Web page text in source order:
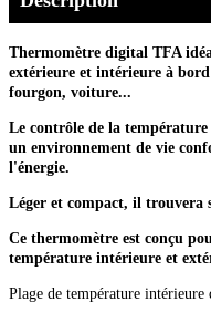
Thermomètre digital TFA
extérieure et intérieure à
fourgon, voiture...
Le contrôle de la
un environnement de vie
l'énergie.
Léger et compact, il trouvera
Ce thermomètre est conçu
température intérieure et
Plage de température intérieure